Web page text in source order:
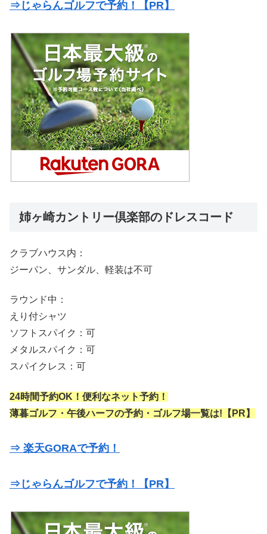
⇒じゃらんゴルフで予約！【PR】
姉ヶ崎カントリー倶楽部のドレスコード
クラブハウス内：
ジーパン、サンダル、軽装は不可
ラウンド中：
えり付シャツ
ソフトスパイク：可
メタルスパイク：可
スパイクレス：可
24時間予約OK！便利なネット予約！
薄暮ゴルフ・午後ハーフの予約・ゴルフ場一覧は!【PR】
⇒ 楽天GORAで予約！
⇒じゃらんゴルフで予約！【PR】